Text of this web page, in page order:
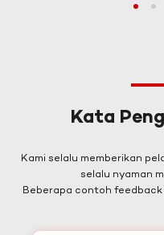
3 4
Kata
Kami selalu memberikan
selalu nyaman
Beberapa contoh